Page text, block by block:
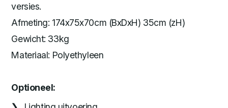
versies.
Afmeting: 174x75x70cm (BxDxH) 35cm (zH)
Gewicht: 33kg
Materiaal: Polyethyleen
Optioneel: